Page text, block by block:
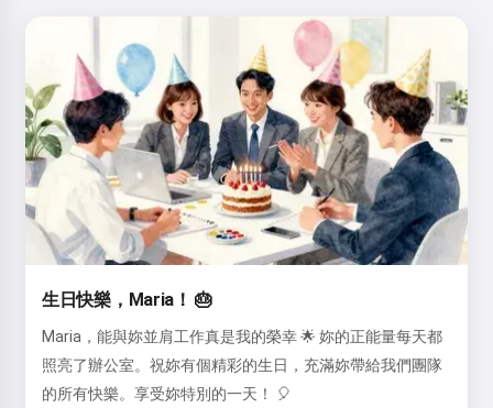
生日快樂，Maria！ 🎂
Maria，能與妳並肩工作真是我的榮幸 🌟 妳的正能量每天都
照亮了辦公室。祝妳有個精彩的生日，充滿妳帶給我們團隊
的所有快樂。享受妳特別的一天！ 🎈